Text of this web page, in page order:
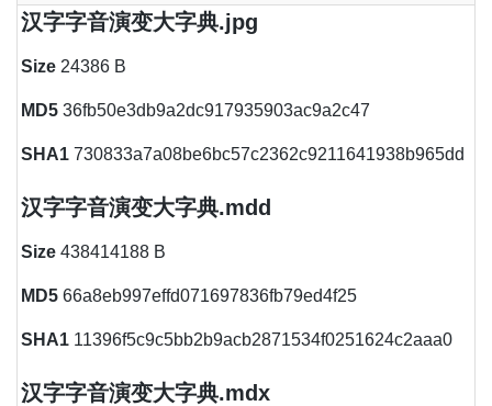
汉字字音演变大字典.jpg
Size 24386 B
MD5 36fb50e3db9a2dc917935903ac9a2c47
SHA1 730833a7a08be6bc57c2362c9211641938b965dd
汉字字音演变大字典.mdd
Size 438414188 B
MD5 66a8eb997effd071697836fb79ed4f25
SHA1 11396f5c9c5bb2b9acb2871534f0251624c2aaa0
汉字字音演变大字典.mdx